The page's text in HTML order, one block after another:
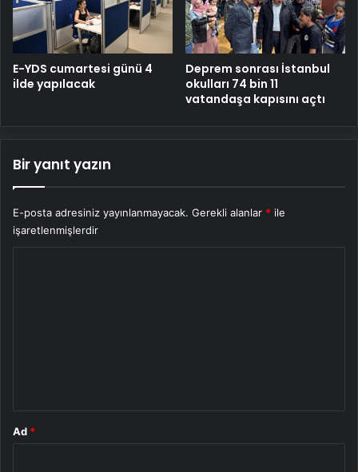
E-YDS cumartesi günü 4
ilde yapılacak
Deprem sonrası İstanbul
okulları 74 bin 11
vatandaşa kapısını açtı
Bir yanıt yazın
E-posta adresiniz yayınlanmayacak. Gerekli alanlar * ile
işaretlenmişlerdir
Ad *